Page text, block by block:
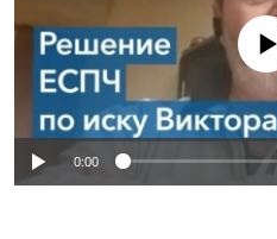
No media source
0:00